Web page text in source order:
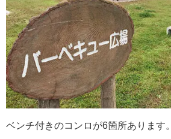
ベンチ付きのコンロが6箇所あります。